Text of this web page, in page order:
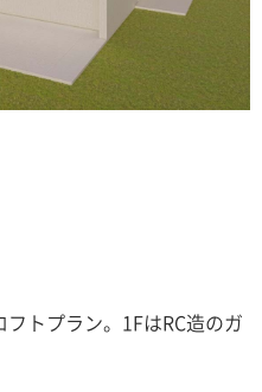
トプラン。1FはRC造のガ